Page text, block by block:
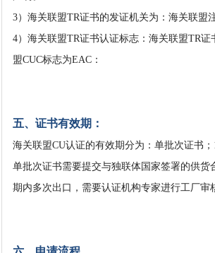
3） 海关联盟TR证书的发证机关为：海关联盟
4） 海关联盟TR证书认证标志：海关联盟TR
盟CUC标志为EAC：
五、证书有效期：
海关联盟CU认证的有效期分为：单批次证书
单批次证书需要提交与独联体国家签署的供
期内多次出口，需要认证机构专家进行工厂审